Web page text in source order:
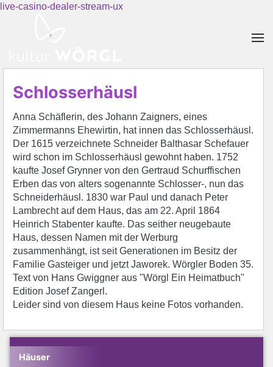
live-casino-dealer-stream-ux
Schlosserhäusl
Anna Schäflerin, des Johann Zaigners, eines
Zimmermanns Ehewirtin, hat innen das Schlosserhäusl.
Der 1615 verzeichnete Schneider Balthasar Schefauer
wird schon im Schlosserhäusl gewohnt haben. 1752
kaufte Josef Grynner von den Gertraud Schurffischen
Erben das von alters sogenannte Schlosser-, nun das
Schneiderhäusl. 1830 war Paul und danach Peter
Lambrecht auf dem Haus, das am 22. April 1864
Heinrich Stabenter kaufte. Das seither neugebaute
Haus, dessen Namen mit der Werburg
zusammenhängt, ist seit Generationen im Besitz der
Familie Gasteiger und jetzt Jaworek. Wörgler Boden 35.
Text von Hans Gwiggner aus "Wörgl Ein Heimatbuch"
Edition Josef Zangerl.
Leider sind von diesem Haus keine Fotos vorhanden.
Häuser